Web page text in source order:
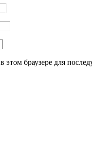
этом браузере для